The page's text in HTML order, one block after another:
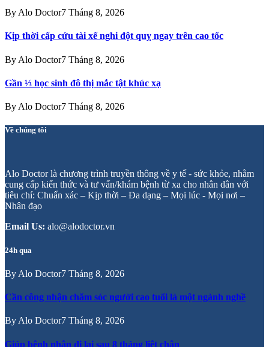
By Alo Doctor7 Tháng 8, 2026
Kịp thời cấp cứu tài xế nghi đột quỵ ngay trên cao tốc
By Alo Doctor7 Tháng 8, 2026
Gần ⅓ học sinh đô thị mắc tật khúc xạ
By Alo Doctor7 Tháng 8, 2026
Về chúng tôi
Alo Doctor là chương trình truyền thông về y tế - sức khỏe, nhằm
cung cấp kiến thức và tư vấn/khám bệnh từ xa cho nhân dân với
tiêu chí: Chuẩn xác – Kịp thời – Đa dạng – Mọi lúc - Mọi nơi –
Nhân đạo
Email Us: alo@alodoctor.vn
24h qua
By Alo Doctor7 Tháng 8, 2026
Cần công nhận chăm sóc người cao tuổi là một ngành nghề
By Alo Doctor7 Tháng 8, 2026
Giúp bệnh nhân đi lại sau 8 tháng liệt chân